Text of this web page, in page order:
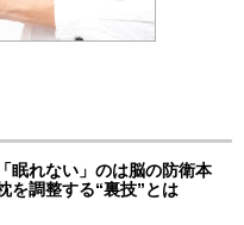
眠れない」のは脳の防衛本
調整する“裏技”とは